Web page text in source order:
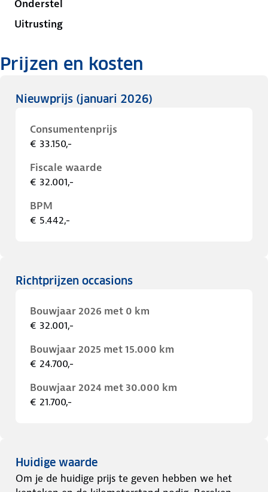
Onderstel
Uitrusting
Prijzen en kosten
Nieuwprijs (januari 2026)
Consumentenprijs
€ 33.150,-
Fiscale waarde
€ 32.001,-
BPM
€ 5.442,-
Richtprijzen occasions
Bouwjaar 2026 met 0 km
€ 32.001,-
Bouwjaar 2025 met 15.000 km
€ 24.700,-
Bouwjaar 2024 met 30.000 km
€ 21.700,-
Huidige waarde
Om je de huidige prijs te geven hebben we het